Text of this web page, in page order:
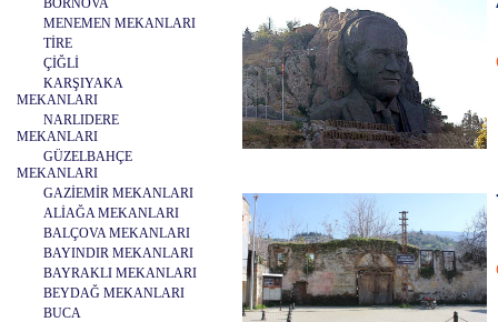
BORNOVA
MENEMEN MEKANLARI
TİRE
ÇİĞLİ
KARŞIYAKA
MEKANLARI
NARLIDERE
MEKANLARI
GÜZELBAHÇE
MEKANLARI
GAZİEMİR MEKANLARI
ALİAĞA MEKANLARI
BALÇOVA MEKANLARI
BAYINDIR MEKANLARI
BAYRAKLI MEKANLARI
BEYDAĞ MEKANLARI
BUCA